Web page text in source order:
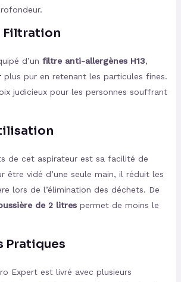
Filtration
d’un filtre anti-allergènes H13,
plus pur en retenant les particules fines.
judicieux pour les personnes souffrant
de cet aspirateur est sa facilité de
être vidé d’une seule main, il réduit les
lors de l’élimination des déchets. De
de 2 litrespermet de moins le
Pratiques
Expert est livré avec plusieurs